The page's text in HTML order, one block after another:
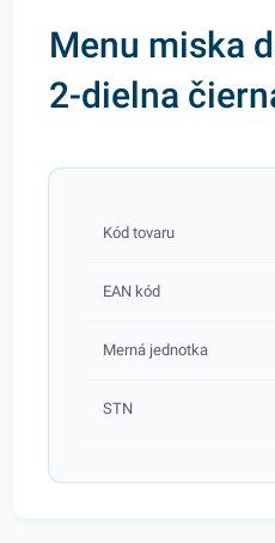
Menu miska
2-dielna
Kód tovaru
EAN kód
Merná jednotka
STN